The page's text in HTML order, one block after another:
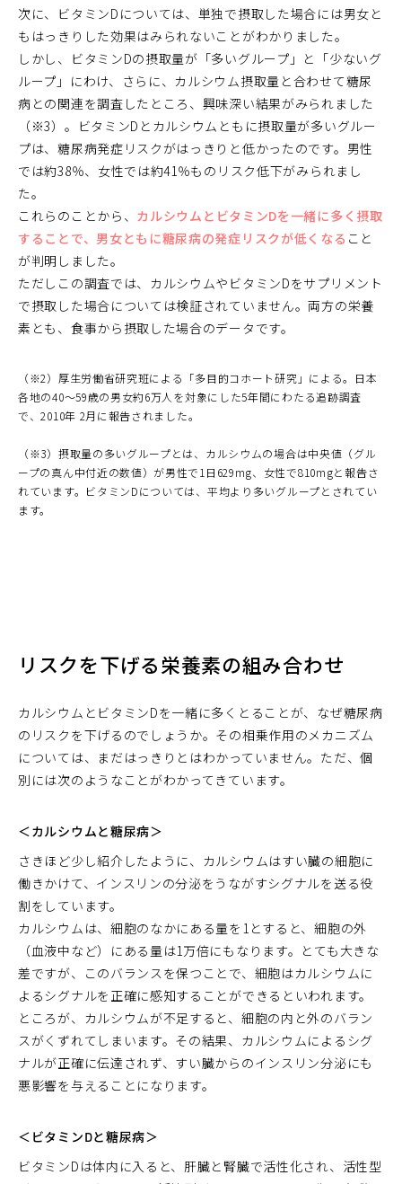
次に、ビタミンDについては、単独で摂取した場合には男女と
もはっきりした効果はみられないことがわかりました。
しかし、ビタミンDの摂取量が「多いグループ」と「少ないグ
ループ」にわけ、さらに、カルシウム摂取量と合わせて糖尿
病との関連を調査したところ、興味深い結果がみられました
（※3）。ビタミンDとカルシウムともに摂取量が多いグルー
プは、糖尿病発症リスクがはっきりと低かったのです。男性
では約38％、女性では約41％ものリスク低下がみられまし
た。
これらのことから、 カルシウムとビタミンDを一緒に多く摂取
することで、男女ともに糖尿病の発症リスクが低くなる こと
が判明しました。
ただしこの調査では、カルシウムやビタミンDをサプリメント
で摂取した場合については検証されていません。両方の栄養
素とも、食事から摂取した場合のデータです。
（※2）厚生労働省研究班による「多目的コホート研究」による。日本
各地の40～59歳の男女約6万人を対象にした5年間にわたる追跡調査
で、2010年 2月に報告されました。
（※3）摂取量の多いグループとは、カルシウムの場合は中央値（グル
ープの真ん中付近の数値）が男性で1日629mg、女性で810mgと報告さ
れています。ビタミンDについては、平均より多いグループとされてい
ます。
リスクを下げる栄養素の組み合わせ
カルシウムとビタミンDを一緒に多くとることが、なぜ糖尿病
のリスクを下げるのでしょうか。その相乗作用のメカニズム
については、まだはっきりとはわかっていません。ただ、個
別には次のようなことがわかってきています。
＜カルシウムと糖尿病＞
さきほど少し紹介したように、カルシウムはすい臓の細胞に
働きかけて、インスリンの分泌をうながすシグナルを送る役
割をしています。
カルシウムは、細胞のなかにある量を1とすると、細胞の外
（血液中など）にある量は1万倍にもなります。とても大きな
差ですが、このバランスを保つことで、細胞はカルシウムに
よるシグナルを正確に感知することができるといわれます。
ところが、カルシウムが不足すると、細胞の内と外のバラン
スがくずれてしまいます。その結果、カルシウムによるシグ
ナルが正確に伝達されず、すい臓からのインスリン分泌にも
悪影響を与えることになります。
＜ビタミンDと糖尿病＞
ビタミンDは体内に入ると、肝臓と腎臓で活性化され、活性型